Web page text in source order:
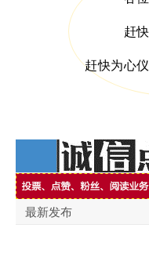
赶
赶快为心